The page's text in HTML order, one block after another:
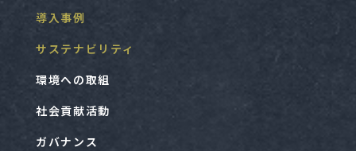
導入事例
サステナビリティ
環境への取組
社会貢献活動
ガバナンス